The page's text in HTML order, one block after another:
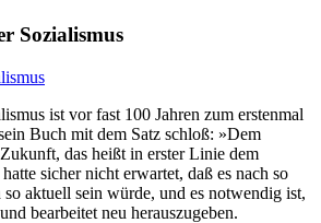
ist vor fast 100 Jahren zum erstenmal
Buch mit dem Satz schloß: »Dem
das heißt in erster Linie dem
sicher nicht erwartet, daß es nach so
aktuell sein würde, und es notwendig ist,
bearbeitet neu herauszugeben.